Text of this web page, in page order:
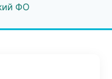
ФО